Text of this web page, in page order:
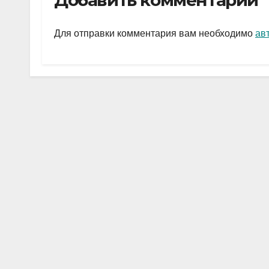
gr
a
s
A
p
а
в
ть
Для отправки комментария вам необходимо